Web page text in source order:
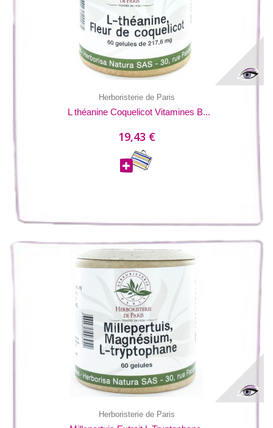
Herboristerie de Paris
L théanine Coquelicot Vitamines B...
19,43 €
Herboristerie de Paris